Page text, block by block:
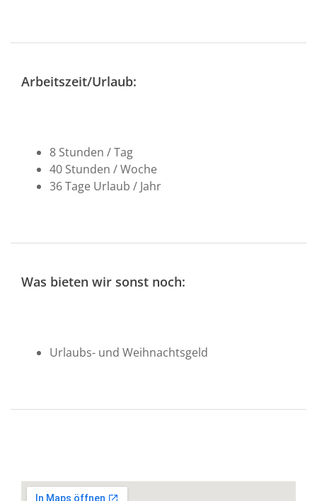
Arbeitszeit/Urlaub:
8 Stunden / Tag
40 Stunden / Woche
36 Tage Urlaub / Jahr
Was bieten wir sonst noch:
Urlaubs- und Weihnachtsgeld